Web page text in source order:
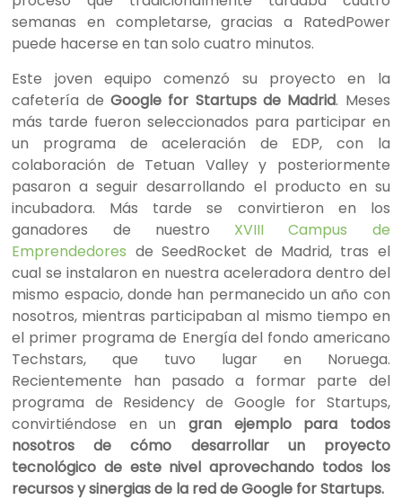
semanas en completarse, gracias a RatedPower
puede hacerse en tan solo cuatro minutos.
Este joven equipo comenzó su proyecto en la
cafetería deGoogle for Startups de Madrid. Meses
más tarde fueron seleccionados para participar en
un programa de aceleración de EDP, con la
colaboración de Tetuan Valley y posteriormente
pasaron a seguir desarrollando el producto en su
incubadora. Más tarde se convirtieron en los
ganadores de nuestro XVIII Campus de
Emprendedores de SeedRocket de Madrid, tras el
cual se instalaron en nuestra aceleradora dentro del
mismo espacio, donde han permanecido un año con
nosotros, mientras participaban al mismo tiempo en
el primer programa de Energía del fondo americano
Techstars, que tuvo lugar en Noruega.
Recientemente han pasado a formar parte del
programa de Residency de Google for Startups,
convirtiéndose en un gran ejemplo para todos
nosotros de cómo desarrollar un proyecto
tecnológico de este nivel aprovechando todos los
recursos y sinergias de la red de Google for Startups.